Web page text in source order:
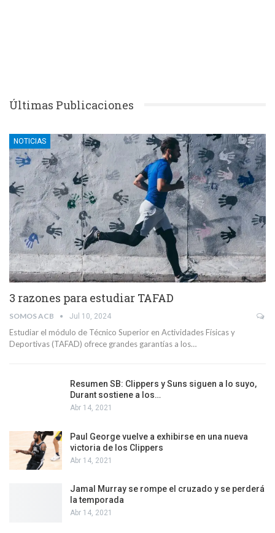
Últimas Publicaciones
NOTICIAS
3 razones para estudiar TAFAD
SOMOS ACB Jul 10, 2024
Estudiar el módulo de Técnico Superior en Actividades Físicas y
Deportivas (TAFAD) ofrece grandes garantías a los…
Resumen SB: Clippers y Suns siguen a lo suyo,
Durant sostiene a los…
Abr 14, 2021
Paul George vuelve a exhibirse en una nueva
victoria de los Clippers
Abr 14, 2021
Jamal Murray se rompe el cruzado y se perderá
la temporada
Abr 14, 2021